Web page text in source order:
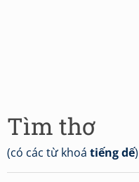
Tìm thơ
(có các từ khoá tiếng dế)